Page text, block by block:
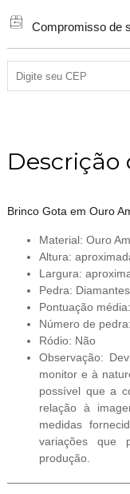
Compromisso de
Descrição
Brinco Gota em Ouro
Material: Ouro
Altura:
Largura:
Pedra:
Pontuação
Número de
Ródio: Não
Observação:
monitor e à
possível que a
relação à
medidas
variações que
produção.